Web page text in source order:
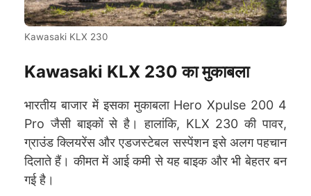
Kawasaki KLX 230
Kawasaki KLX 230 का मुकाबला
भारतीय बाजार में इसका मुकाबला Hero Xpulse 200 4
Pro जैसी बाइकों से है। हालांकि, KLX 230 की पावर,
ग्राउंड क्लियरेंस और एडजस्टेबल सस्पेंशन इसे अलग पहचान
दिलाते हैं। कीमत में आई कमी से यह बाइक और भी बेहतर बन
गई है।